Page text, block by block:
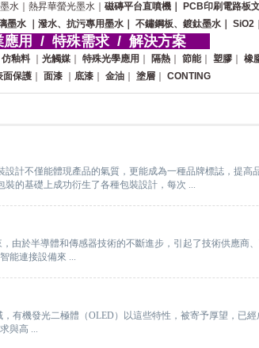
水｜熱昇華螢光墨水｜ 磁磚平台直噴機｜ PCB印刷電路板
墨水 ｜潑水、抗污專用墨水｜ 不鏽鋼板、鍍鈦墨水｜ SiO2
用 / 特殊需求 / 解決方案
仿釉料 光觸媒 特殊光學應用 隔熱 節能｜ 塑膠 橡
面保護 面漆 底漆 金油 塗層 CONTING
計不僅能體現產品的氣質，更能成為一種品牌標誌，提高
的基礎上成功衍生了各種包裝設計，每次 ...
於半導體和傳感器技術的不斷進步，引起了技術供應商
能連接設備來 ...
機發光二極體（OLED）以這些特性，被寄予厚望，已
與高 ...